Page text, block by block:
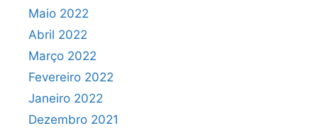
Maio 2022
Abril 2022
Março 2022
Fevereiro 2022
Janeiro 2022
Dezembro 2021